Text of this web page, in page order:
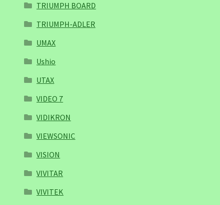
TRIUMPH BOARD
TRIUMPH-ADLER
UMAX
Ushio
UTAX
VIDEO 7
VIDIKRON
VIEWSONIC
VISION
VIVITAR
VIVITEK